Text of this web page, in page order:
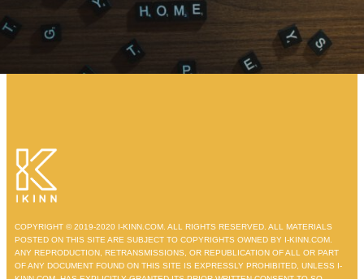
COPYRIGHT © 2019-2020 I-KINN.COM. ALL RIGHTS RESERVED. ALL MATERIALS
POSTED ON THIS SITE ARE SUBJECT TO COPYRIGHTS OWNED BY I-KINN.COM.
ANY REPRODUCTION, RETRANSMISSIONS, OR REPUBLICATION OF ALL OR PART
OF ANY DOCUMENT FOUND ON THIS SITE IS EXPRESSLY PROHIBITED, UNLESS I-